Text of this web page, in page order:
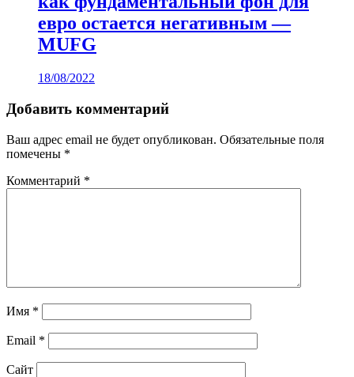
евро остается негативным —
MUFG
18/08/2022
Добавить комментарий
Ваш адрес email не будет опубликован. Обязательные поля
помечены *
Комментарий *
Имя *
Email *
Сайт